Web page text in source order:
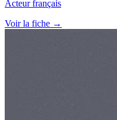
Acteur français
Voir la fiche →